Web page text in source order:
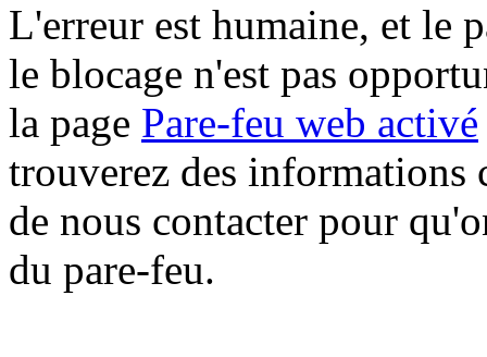
L'erreur est humaine, et le
le blocage n'est pas
la page Pare-feu web activé
trouverez des informations
de nous contacter pour
du pare-feu.